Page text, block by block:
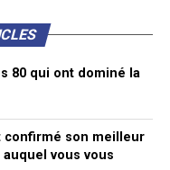
80 qui ont dominé la
confirmé son meilleur
vous vous